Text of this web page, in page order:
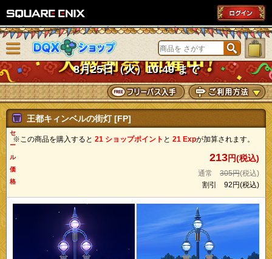
DQXショップ
8月25日（火）10:49 まで
ニューを閉じる
王都キィンベルの街灯 [FP]
※この商品を購入すると 21 ショップポイント と 21 Expが加算されます。
セ
ー
ル
価
格
213円(税込)
通常 305円(税込)
割引 92円(税込)